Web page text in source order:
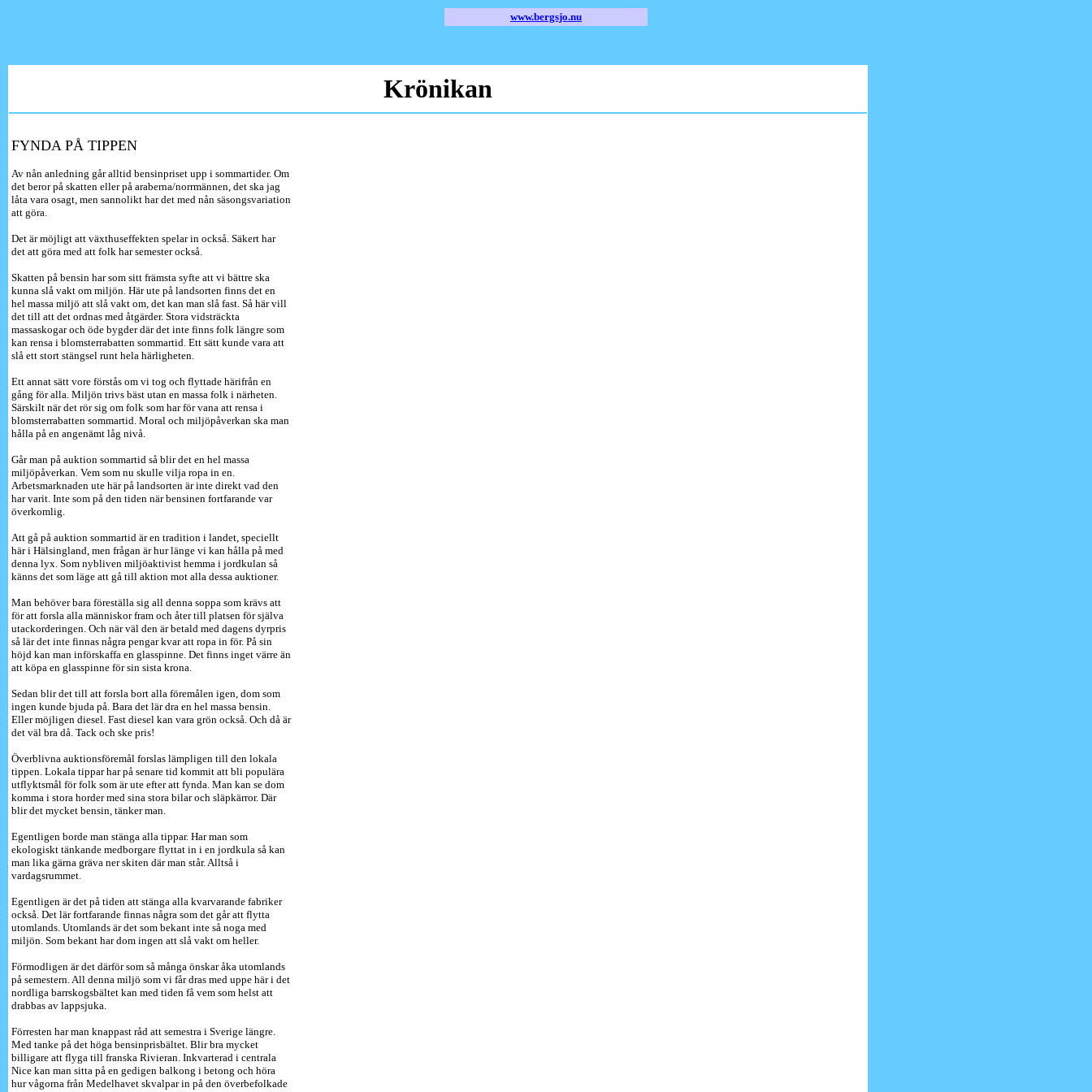
www.bergsjo.nu
Krönikan
FYNDA PÅ TIPPEN
Av nån anledning går alltid bensinpriset upp i sommartider. Om
det beror på skatten eller på araberna/norrmännen, det ska jag
låta vara osagt, men sannolikt har det med nån säsongsvariation
att göra.
Det är möjligt att växthuseffekten spelar in också. Säkert har
det att göra med att folk har semester också.
Skatten på bensin har som sitt främsta syfte att vi bättre ska
kunna slå vakt om miljön. Här ute på landsorten finns det en
hel massa miljö att slå vakt om, det kan man slå fast. Så här vill
det till att det ordnas med åtgärder. Stora vidsträckta
massaskogar och öde bygder där det inte finns folk längre som
kan rensa i blomsterrabatten sommartid. Ett sätt kunde vara att
slå ett stort stängsel runt hela härligheten.
Ett annat sätt vore förstås om vi tog och flyttade härifrån en
gång för alla. Miljön trivs bäst utan en massa folk i närheten.
Särskilt när det rör sig om folk som har för vana att rensa i
blomsterrabatten sommartid. Moral och miljöpåverkan ska man
hålla på en angenämt låg nivå.
Går man på auktion sommartid så blir det en hel massa
miljöpåverkan. Vem som nu skulle vilja ropa in en.
Arbetsmarknaden ute här på landsorten är inte direkt vad den
har varit. Inte som på den tiden när bensinen fortfarande var
överkomlig.
Att gå på auktion sommartid är en tradition i landet, speciellt
här i Hälsingland, men frågan är hur länge vi kan hålla på med
denna lyx. Som nybliven miljöaktivist hemma i jordkulan så
känns det som läge att gå till aktion mot alla dessa auktioner.
Man behöver bara föreställa sig all denna soppa som krävs att
för att forsla alla människor fram och åter till platsen för själva
utackorderingen. Och när väl den är betald med dagens dyrpris
så lär det inte finnas några pengar kvar att ropa in för. På sin
höjd kan man införskaffa en glasspinne. Det finns inget värre än
att köpa en glasspinne för sin sista krona.
Sedan blir det till att forsla bort alla föremålen igen, dom som
ingen kunde bjuda på. Bara det lär dra en hel massa bensin.
Eller möjligen diesel. Fast diesel kan vara grön också. Och då är
det väl bra då. Tack och ske pris!
Överblivna auktionsföremål forslas lämpligen till den lokala
tippen. Lokala tippar har på senare tid kommit att bli populära
utflyktsmål för folk som är ute efter att fynda. Man kan se dom
komma i stora horder med sina stora bilar och släpkärror. Där
blir det mycket bensin, tänker man.
Egentligen borde man stänga alla tippar. Har man som
ekologiskt tänkande medborgare flyttat in i en jordkula så kan
man lika gärna gräva ner skiten där man står. Alltså i
vardagsrummet.
Egentligen är det på tiden att stänga alla kvarvarande fabriker
också. Det lär fortfarande finnas några som det går att flytta
utomlands. Utomlands är det som bekant inte så noga med
miljön. Som bekant har dom ingen att slå vakt om heller.
Förmodligen är det därför som så många önskar åka utomlands
på semestern. All denna miljö som vi får dras med uppe här i det
nordliga barrskogsbältet kan med tiden få vem som helst att
drabbas av lappsjuka.
Förresten har man knappast råd att semestra i Sverige längre.
Med tanke på det höga bensinprisbältet. Blir bra mycket
billigare att flyga till franska Rivieran. Inkvarterad i centrala
Nice kan man sitta på en gedigen balkong i betong och höra
hur vågorna från Medelhavet skvalpar in på den överbefolkade